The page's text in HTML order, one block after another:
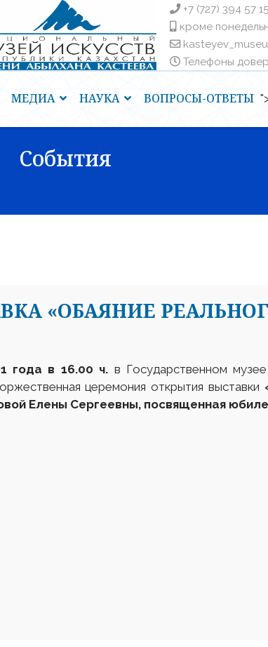
+7 (727) 394 57 15
кроме
Телефоны
МЕДИА НАУКА ВОПРОСЫ-ОТВЕТЫ
События
«ОБАЯНИЕ
года в 16.00 ч. в Государственном
церемония открытия выставки
Елены Сергеевны, посвященная